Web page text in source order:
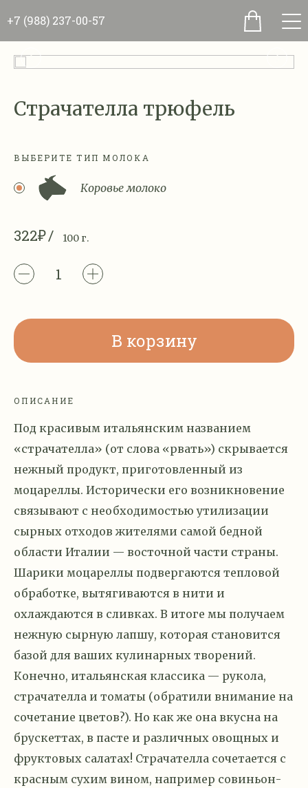
+7 (988) 237-00-57
Страчателла трюфель
ВЫБЕРИТЕ ТИП МОЛОКА
Коровье молоко
322₽ 100 г.
В корзину
ОПИСАНИЕ
Под красивым итальянским названием
«страчателла» (от слова «рвать») скрывается
нежный продукт, приготовленный из
моцареллы. Исторически его возникновение
связывают с необходимостью утилизации
сырных отходов жителями самой бедной
области Италии — восточной части страны.
Шарики моцареллы подвергаются тепловой
обработке, вытягиваются в нити и
охлаждаются в сливках. В итоге мы получаем
нежную сырную лапшу, которая становится
базой для ваших кулинарных творений.
Конечно, итальянская классика — рукола,
страчателла и томаты (обратили внимание на
сочетание цветов?). Но как же она вкусна на
брускеттах, в пасте и различных овощных и
фруктовых салатах! Страчателла сочетается с
красным сухим вином, например совиньон-